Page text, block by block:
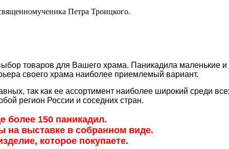
Петра Троицкого.
товаров для Вашего храма. Паникадила маленькие
своего храма наиболее приемлемый вариант.
так как ее ассортимент наиболее широкий среди
регион России и соседних стран.
более 150 паникадил.
на выставке в собранном виде.
которое покупаете.